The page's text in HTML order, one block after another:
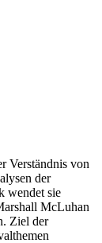
Verständnis von
der
wendet sie
McLuhan
Ziel der